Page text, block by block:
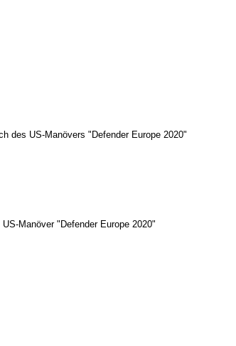
des US-Manövers "Defender Europe 2020"
Manöver "Defender Europe 2020"